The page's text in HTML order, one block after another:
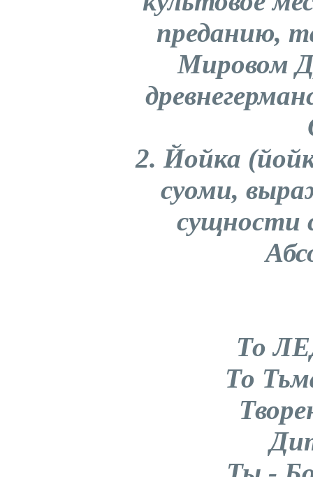
преданию,
Мировом
2. Йойка
суоми,
сущности
То
То